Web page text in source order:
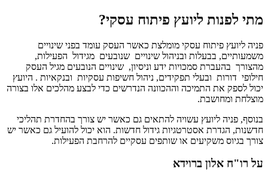
מתי לפנות ליועץ פיתוח עסקי?
פניה ליועץ פיתוח עסקי מומלצת כאשר העסק עומד בפני שינויים
משמעותיים, בבעלות ובניהול שינויים שנובעים מגידול הפעילות,
מהצורך בהעברת סמכויות ידע וניסיון, שינויים הנובעים מגיל העסק
חילופי דורות ובעלי תפקידים, ניהול חשיפות עסקיות ובנקאיות . היועץ
יכול לספק את התמיכה וההכוונה הנדרשים כדי לבצע מהלכים אלו בצורה
מוצלחת ומחושבת.
בנוסף, פניה ליועץ עשויה להתאים גם כאשר יש צורך בהחדרת תהליכי
חדשנות, הגדרת אסטרטגיות גידול חדשות. הוא יכול להועיל גם כאשר יש
צורך בגיוס משקיעים או שותפים עסקיים להרחבת הפעילות.
על רו"ח אלון ברוידא